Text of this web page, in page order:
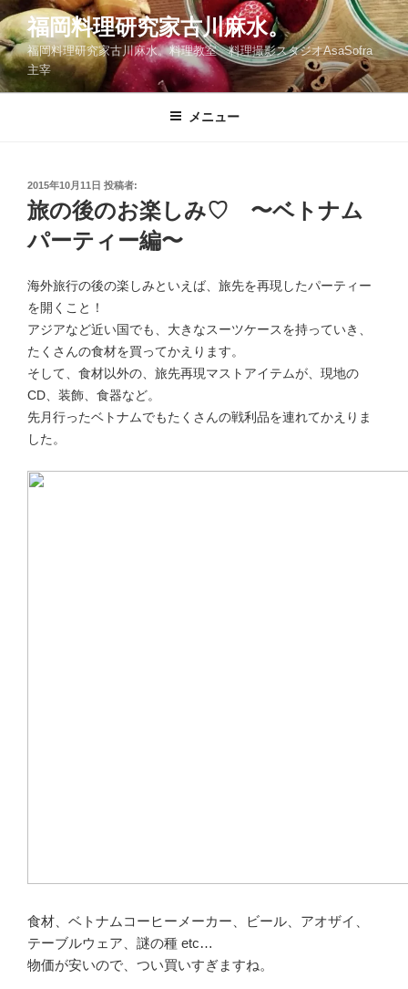
ン
テ
ン
ツ
福岡料理研究家古川麻水。
福岡料理研究家古川麻水。料理教室 料理撮影スタジオAsaSofra
主宰
メニュー
投
稿
日:
2015年10月11日 投稿者:
旅の後のお楽しみ♡ 〜ベトナム
パーティー編〜
海外旅行の後の楽しみといえば、旅先を再現したパーティー
を開くこと！
アジアなど近い国でも、大きなスーツケースを持っていき、
たくさんの食材を買ってかえります。
そして、食材以外の、旅先再現マストアイテムが、現地の
CD、装飾、食器など。
先月行ったベトナムでもたくさんの戦利品を連れてかえりま
した。
食材、ベトナムコーヒーメーカー、ビール、アオザイ、
テーブルウェア、謎の種 etc…
物価が安いので、つい買いすぎますね。